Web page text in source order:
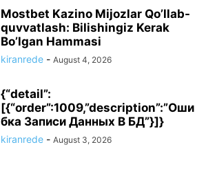
Mostbet Kazino Mijozlar Qo’llab-
quvvatlash: Bilishingiz Kerak
Bo’lgan Hammasi
kiranrede - August 4, 2026
{“detail”:
[{“order”:1009,”description”:”Оши
бка Записи Данных В БД”}]}
kiranrede - August 3, 2026